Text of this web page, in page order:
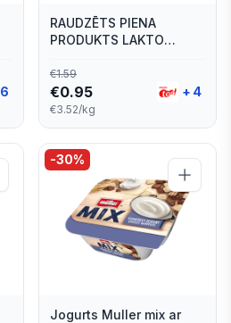
6
RAUDZĒTS PIENA
PRODUKTS LAKTO
270G
€1.59
€0.95
€3.52/kg
+ 4
-30%
Jogurts Muller mix ar